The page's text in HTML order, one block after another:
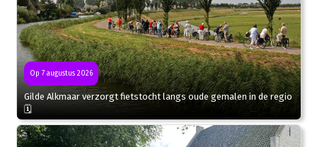
Op 7 augustus 2026
Gilde Alkmaar verzorgt fietstocht langs oude gemalen in de regio
🗓